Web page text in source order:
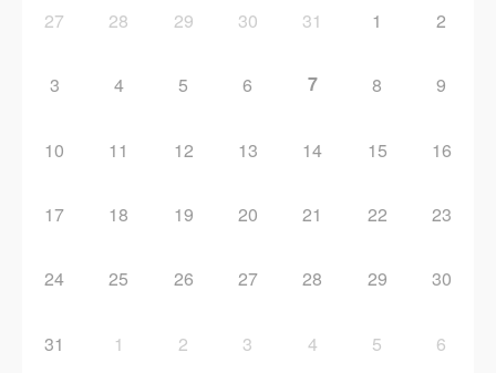
27 28 29 30 31 1 2
3 4 5 6 7 8 9
10 11 12 13 14 15 16
17 18 19 20 21 22 23
24 25 26 27 28 29 30
31 1 2 3 4 5 6